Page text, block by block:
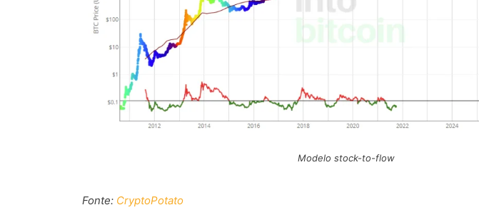
Modelo stock-to-flow
Fonte: CryptoPotato